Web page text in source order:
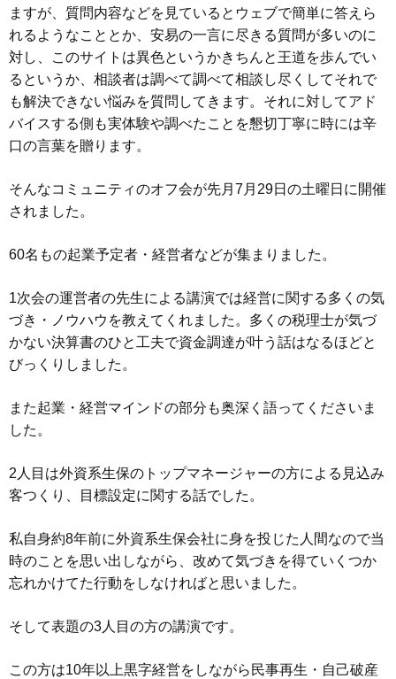
ますが、質問内容などを見ているとウェブで簡単に答えら
れるようなこととか、安易の一言に尽きる質問が多いのに
対し、このサイトは異色というかきちんと王道を歩んでい
るというか、相談者は調べて調べて相談し尽くしてそれで
も解決できない悩みを質問してきます。それに対してアド
バイスする側も実体験や調べたことを懇切丁寧に時には辛
口の言葉を贈ります。
そんなコミュニティのオフ会が先月7月29日の土曜日に開催
されました。
60名もの起業予定者・経営者などが集まりました。
1次会の運営者の先生による講演では経営に関する多くの気
づき・ノウハウを教えてくれました。多くの税理士が気づ
かない決算書のひと工夫で資金調達が叶う話はなるほどと
びっくりしました。
また起業・経営マインドの部分も奥深く語ってくださいま
した。
2人目は外資系生保のトップマネージャーの方による見込み
客つくり、目標設定に関する話でした。
私自身約8年前に外資系生保会社に身を投じた人間なので当
時のことを思い出しながら、改めて気づきを得ていくつか
忘れかけてた行動をしなければと思いました。
そして表題の3人目の方の講演です。
この方は10年以上黒字経営をしながら民事再生・自己破産